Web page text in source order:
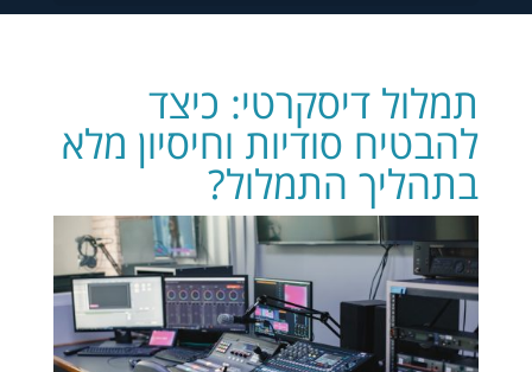
תמלול דיסקרטי: כיצד
להבטיח סודיות וחיסיון מלא
בתהליך התמלול?